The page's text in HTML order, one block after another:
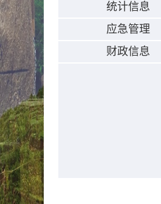
统计信息
应急管理
财政信息